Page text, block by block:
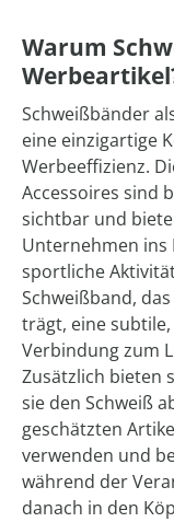
Warum
Schweißbänder
eine einzigartige
Werbeeffizienz.
Accessoires sind
sichtbar und
Unternehmen ins
sportliche
Schweißband,
trägt, eine
Verbindung zum
Zusätzlich bieten
sie den Schweiß
geschätzten
verwenden und
während der
danach in den